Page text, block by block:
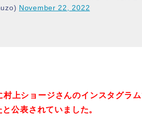
November 22, 2022
上ショージさんのインスタグラ
公表されていました。